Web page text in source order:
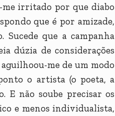
irritado por que diabo
que é por amizade,
que a campanha
dúzia de considerações
me de um modo
o artista (o poeta, a
E não soube precisar os
e menos individualista,